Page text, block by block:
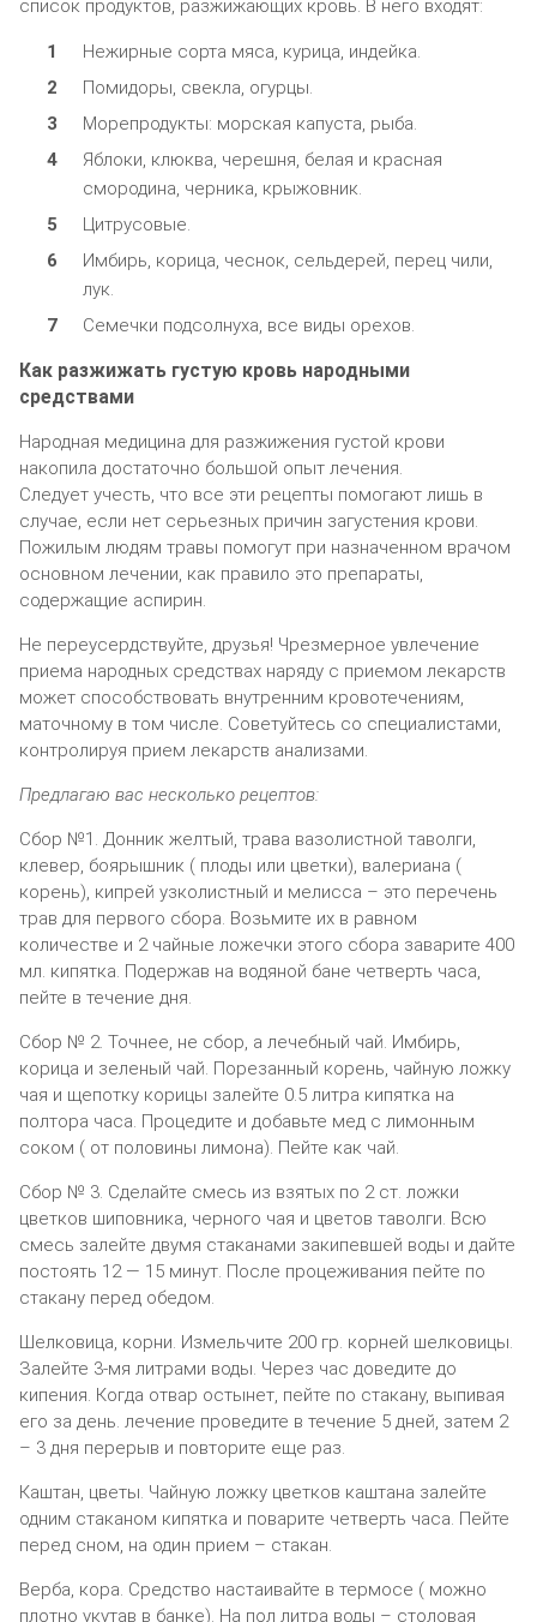
список продуктов, разжижающих кровь. В него входят:
Нежирные сорта мяса, курица, индейка.
Помидоры, свекла, огурцы.
Морепродукты: морская капуста, рыба.
Яблоки, клюква, черешня, белая и красная
смородина, черника, крыжовник.
Цитрусовые.
Имбирь, корица, чеснок, сельдерей, перец чили,
лук.
Семечки подсолнуха, все виды орехов.
Как разжижать густую кровь народными
средствами
Народная медицина для разжижения густой крови
накопила достаточно большой опыт лечения.
Следует учесть, что все эти рецепты помогают лишь в
случае, если нет серьезных причин загустения крови.
Пожилым людям травы помогут при назначенном врачом
основном лечении, как правило это препараты,
содержащие аспирин.
Не переусердствуйте, друзья! Чрезмерное увлечение
приема народных средствах наряду с приемом лекарств
может способствовать внутренним кровотечениям,
маточному в том числе. Советуйтесь со специалистами,
контролируя прием лекарств анализами.
Предлагаю вас несколько рецептов:
Сбор №1. Донник желтый, трава вазолистной таволги,
клевер, боярышник ( плоды или цветки), валериана (
корень), кипрей узколистный и мелисса – это перечень
трав для первого сбора. Возьмите их в равном
количестве и 2 чайные ложечки этого сбора заварите 400
мл. кипятка. Подержав на водяной бане четверть часа,
пейте в течение дня.
Сбор № 2. Точнее, не сбор, а лечебный чай. Имбирь,
корица и зеленый чай. Порезанный корень, чайную ложку
чая и щепотку корицы залейте 0.5 литра кипятка на
полтора часа. Процедите и добавьте мед с лимонным
соком ( от половины лимона). Пейте как чай.
Сбор № 3. Сделайте смесь из взятых по 2 ст. ложки
цветков шиповника, черного чая и цветов таволги. Всю
смесь залейте двумя стаканами закипевшей воды и дайте
постоять 12 — 15 минут. После процеживания пейте по
стакану перед обедом.
Шелковица, корни. Измельчите 200 гр. корней шелковицы.
Залейте 3-мя литрами воды. Через час доведите до
кипения. Когда отвар остынет, пейте по стакану, выпивая
его за день. лечение проведите в течение 5 дней, затем 2
– 3 дня перерыв и повторите еще раз.
Каштан, цветы. Чайную ложку цветков каштана залейте
одним стаканом кипятка и поварите четверть часа. Пейте
перед сном, на один прием – стакан.
Верба, кора. Средство настаивайте в термосе ( можно
плотно укутав в банке). На пол литра воды – столовая